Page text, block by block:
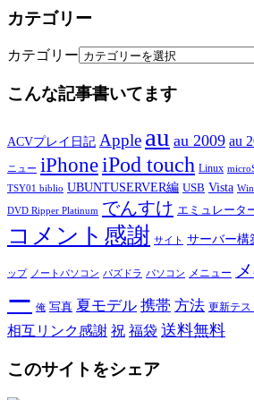
カテゴリー
カテゴリー
こんな記事書いてます
ACVプレイ日記 Apple au au 2009 au
ニュー iPhoneiPod touch Linux
TSY01 biblio UBUNTUSERVER編 USB Vista
DVD Ripper Platinum でんすけ エミュレータ
コメント感謝 サイト サーバー構
ップ ノートパソコン パズドラ パソコン メニュー
ー 俺 写真 夏モデル 携帯 方法 更新テス
相互リンク感謝 祝 福袋 送料無料
このサイトをシェア